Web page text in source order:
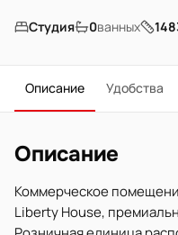
Студия 0ванных
Описание Удобства
Описание
Коммерческое
Liberty House,